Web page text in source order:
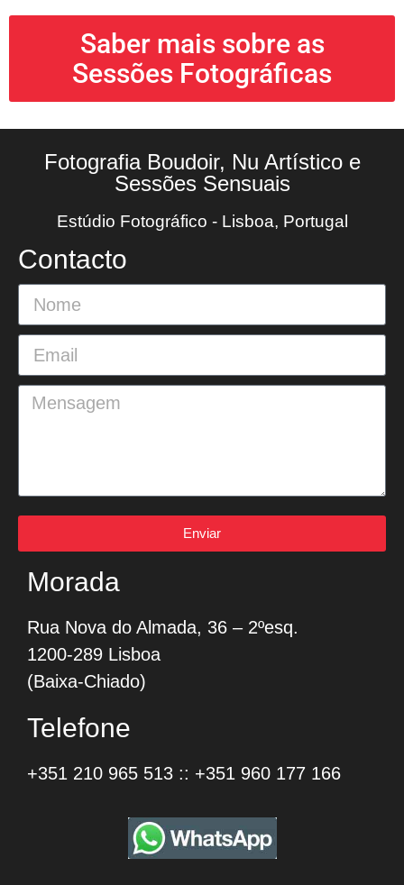
Saber mais sobre as
Sessões Fotográficas
Fotografia Boudoir, Nu Artístico e
Sessões Sensuais
Estúdio Fotográfico - Lisboa, Portugal
Morada
Rua Nova do Almada, 36 – 2ºesq.
1200-289 Lisboa
(Baixa-Chiado)
Telefone
+351 210 965 513 :: +351 960 177 166
Contacto
Enviar